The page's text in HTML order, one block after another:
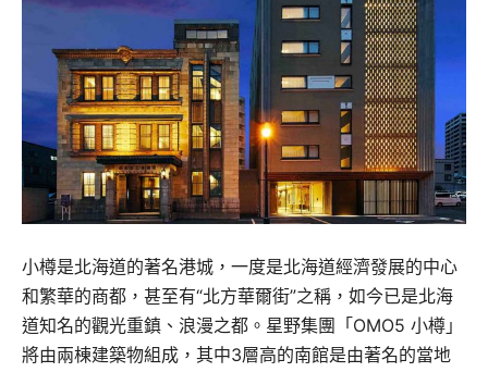
小樽是北海道的著名港城，一度是北海道經濟發展的中心
和繁華的商都，甚至有“北方華爾街”之稱，如今已是北海
道知名的觀光重鎮、浪漫之都。星野集團「OMO5 小樽」
將由兩棟建築物組成，其中3層高的南館是由著名的當地